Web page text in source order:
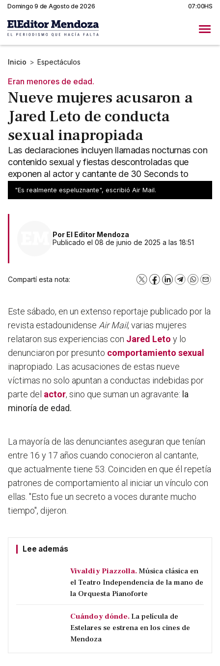
Domingo 9 de Agosto de 2026 07:00HS
Inicio > Espectáculos
Eran menores de edad.
Nueve mujeres acusaron a
Jared Leto de conducta
sexual inapropiada
Las declaraciones incluyen llamadas nocturnas con
contenido sexual y fiestas descontroladas que
exponen al actor y cantante de 30 Seconds to
Mars, Jared Leto.
"Es realmente espeluznante", escribió Air Mail.
Por El Editor Mendoza
Publicado el 08 de junio de 2025 a las 18:51
Compartí esta nota: X Facebook
LinkedInTelegram
Este sábado, en un extenso reportaje publicado por la
revista estadounidense Air Mail, varias mujeres
relataron sus experiencias con Jared Leto y lo
denunciaron por presunto comportamiento sexual
inapropiado. Las acusaciones de estas nueve
víctimas no solo apuntan a conductas indebidas por
parte del actor, sino que suman un agravante: la
minoría de edad.
La mayoría de las denunciantes aseguran que tenían
entre 16 y 17 años cuando conocieron al cantante,
que actualmente tiene 53. Coinciden en que él repetía
patrones de comportamiento al iniciar un vínculo con
ellas. "Esto fue un secreto a voces durante mucho
tiempo", dijeron.
Lee además
Vivaldi y Piazzolla. Música clásica en
el Teatro Independencia de la mano de
la Orquesta Pianoforte
Cuándo y dónde. La película de
Estelares se estrena en los cines de
Mendoza